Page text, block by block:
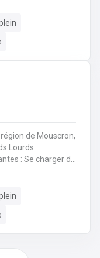
directe
de Mouscron,
Lourds.
véhicule et ses
l’ordinateur de